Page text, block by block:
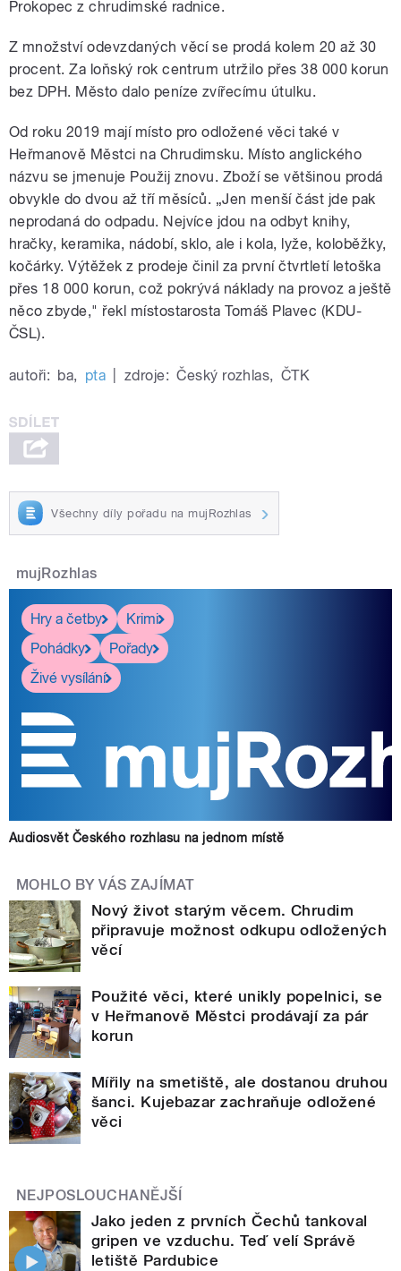
Prokopec z chrudimské radnice.
Z množství odevzdaných věcí se prodá kolem 20 až 30
procent. Za loňský rok centrum utržilo přes 38 000 korun
bez DPH. Město dalo peníze zvířecímu útulku.
Od roku 2019 mají místo pro odložené věci také v
Heřmanově Městci na Chrudimsku. Místo anglického
názvu se jmenuje Použij znovu. Zboží se většinou prodá
obvykle do dvou až tří měsíců. „Jen menší část jde pak
neprodaná do odpadu. Nejvíce jdou na odbyt knihy,
hračky, keramika, nádobí, sklo, ale i kola, lyže, koloběžky,
kočárky. Výtěžek z prodeje činil za první čtvrtletí letoška
přes 18 000 korun, což pokrývá náklady na provoz a ještě
něco zbyde," řekl místostarosta Tomáš Plavec (KDU-
ČSL).
autoři: ba, pta zdroje: Český rozhlas, ČTK
Všechny díly pořadu na mujRozhlas
mujRozhlas
Hry a četby
Krimi
Pohádky
Pořady
Živé vysílání
Audiosvět Českého rozhlasu na jednom místě
MOHLO BY VÁS ZAJÍMAT
Nový život starým věcem. Chrudim
připravuje možnost odkupu odložených
věcí
Použité věci, které unikly popelnici, se
v Heřmanově Městci prodávají za pár
korun
Mířily na smetiště, ale dostanou druhou
šanci. Kujebazar zachraňuje odložené
věci
NEJPOSLOUCHANĚJŠÍ
Jako jeden z prvních Čechů tankoval
gripen ve vzduchu. Teď velí Správě
letiště Pardubice